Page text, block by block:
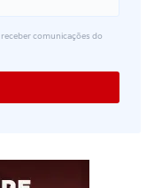
comunicações do